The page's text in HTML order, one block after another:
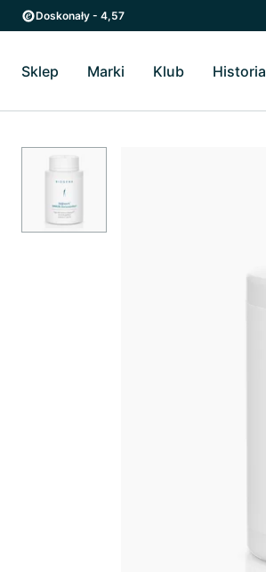
Przejdź do strony głównej
Przejdź do głównego menu
Doskonały - 4,57
Sklep Przełącz Sklep podmenu
Marki Przełącz Marki podmenu
Klub Historia